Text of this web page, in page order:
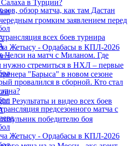
в Турции?
громким заявлением перед
Жетысу - Ордабасы в КПЛ-2026
нужно стремиться в НХЛ – первые
"Барыса" в новом сезоне
Результаты и видео всех боев
победителю боя
обзор матча, как там Дастан
всех боев турнира
Челси на матч с Миланом. Где
провалился в сборной. Кто стал
предсезонного матча с
Жетысу - Ордабасы в КПЛ-2026